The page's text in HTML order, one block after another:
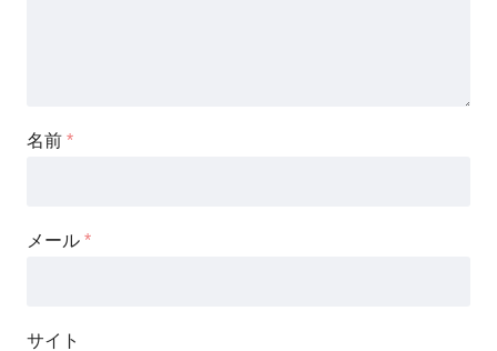
名前 *
メール *
サイト